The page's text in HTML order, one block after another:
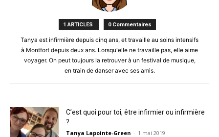
1 ARTICLES 0 Commentaires
Tanya est infirmière depuis cinq ans, et travaille au soins intensifs
à Montfort depuis deux ans. Lorsqu'elle ne travaille pas, elle aime
voyager. On peut toujours la retrouver à un festival de musique,
en train de danser avec ses amis.
C’est quoi pour toi, être infirmier ou infirmière
?
Tanya Lapointe-Green - 1 mai 2019